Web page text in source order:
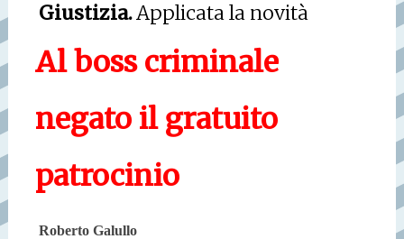
Giustizia.Applicata la novità
Al boss criminale
negato il gratuito
patrocinio
Roberto Galullo